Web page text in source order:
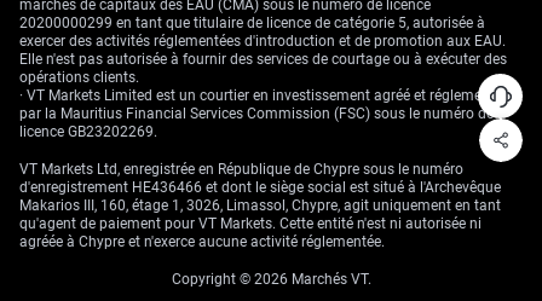
marchés de capitaux des EAU (CMA) sous le numéro de licence
20200000299 en tant que titulaire de licence de catégorie 5, autorisée à
exercer des activités réglementées d'introduction et de promotion aux EAU.
Elle n'est pas autorisée à fournir des services de courtage ou à exécuter des
opérations clients.
· VT Markets Limited est un courtier en investissement agréé et réglementé
par la Mauritius Financial Services Commission (FSC) sous le numéro de
licence GB23202269.
VT Markets Ltd, enregistrée en République de Chypre sous le numéro
d'enregistrement HE436466 et dont le siège social est situé à l'Archevêque
Makarios III, 160, étage 1, 3026, Limassol, Chypre, agit uniquement en tant
qu'agent de paiement pour VT Markets. Cette entité n'est ni autorisée ni
agréée à Chypre et n'exerce aucune activité réglementée.
Copyright © 2026 Marchés VT.